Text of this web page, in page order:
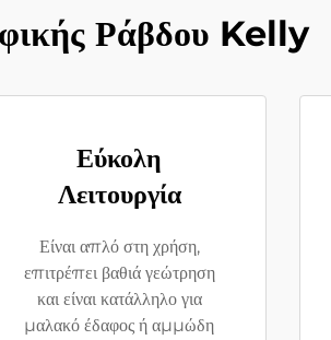
Ράβδου Kelly
Εύκολη
Λειτουργία
Είναι απλό στη χρήση,
επιτρέπει βαθιά γεώτρηση
και είναι κατάλληλο για
μαλακό έδαφος ή αμμώδη